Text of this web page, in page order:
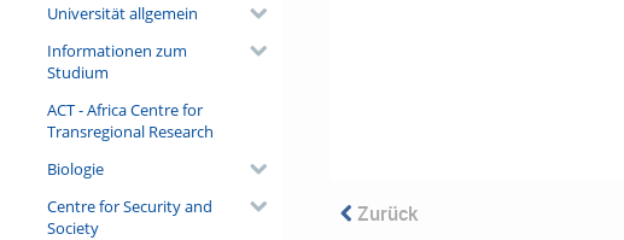
Universität allgemein
Informationen zum
Studium
ACT - Africa Centre for
Transregional Research
Biologie
Centre for Security and
Society
Zurück